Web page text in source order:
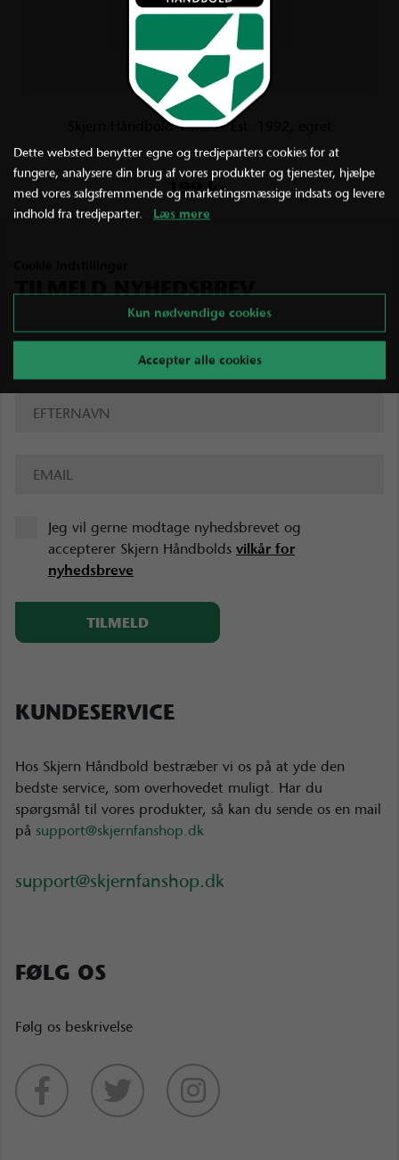
Skjern Håndbold T-shirt - Est. 1992, egret
199 kr.
TILMELD NYHEDSBREV
Jeg vil gerne modtage nyhedsbrevet og
accepterer Skjern Håndbolds vilkår for
nyhedsbreve
KUNDESERVICE
Hos Skjern Håndbold bestræber vi os på at yde den
bedste service, som overhovedet muligt. Har du
spørgsmål til vores produkter, så kan du sende os en mail
på support@skjernfanshop.dk
support@skjernfanshop.dk
FØLG OS
Følg os beskrivelse
Dette websted benytter egne og tredjeparters cookies for at
fungere, analysere din brug af vores produkter og tjenester, hjælpe
med vores salgsfremmende og marketingsmæssige indsats og levere
indhold fra tredjeparter. Læs mere
Kun nødvendige cookies
Accepter alle cookies